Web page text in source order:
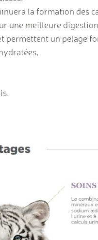
la formation des
une meilleure digestion.
permettent un pelage